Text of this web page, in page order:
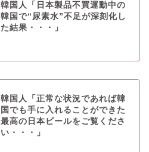
韓国人「日本製品不買運動中の
韓国で“尿素水”不足が深刻化し
た結果・・・」
韓国人「正常な状況であれば韓
国でも手に入れることができた
最高の日本ビールをご覧くださ
い・・・」